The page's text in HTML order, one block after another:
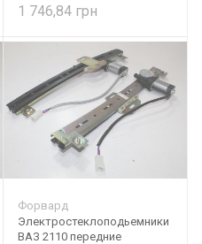
1 746,84
Форвард
Электростеклоподьемники
ВАЗ 2110 передние